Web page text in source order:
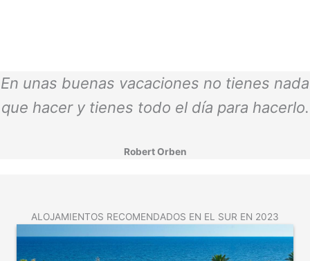
En unas buenas vacaciones no tienes nada
que hacer y tienes todo el día para hacerlo.
Robert Orben
ALOJAMIENTOS RECOMENDADOS EN EL SUR EN 2023